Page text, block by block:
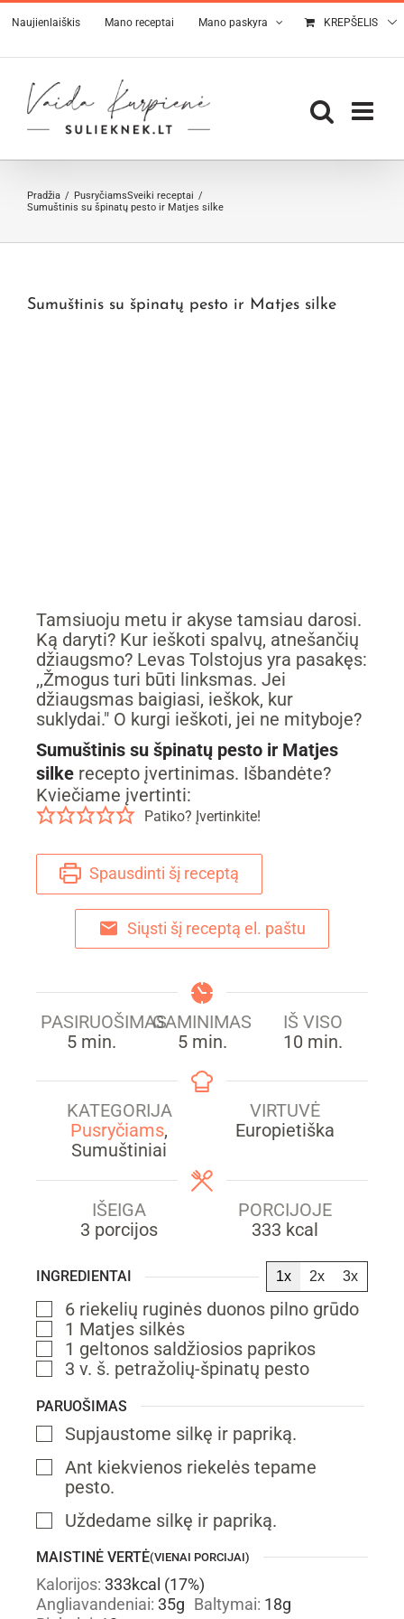
Skip
to
content
Naujienlaiškis Mano receptai Mano paskyra KREPŠELIS
Pradžia PusryčiamsSveiki receptai
Sumuštinis su špinatų pesto ir Matjes silke
Sumuštinis su špinatų pesto ir Matjes silke
Tamsiuoju metu ir akyse tamsiau darosi.
Ką daryti? Kur ieškoti spalvų, atnešančių
džiaugsmo? Levas Tolstojus yra pasakęs:
,,Žmogus turi būti linksmas. Jei
džiaugsmas baigiasi, ieškok, kur
suklydai." O kurgi ieškoti, jei ne mityboje?
Sumuštinis su špinatų pesto ir Matjes
silke recepto įvertinimas. Išbandėte?
Kviečiame įvertinti:
Patiko? Įvertinkite!
Spausdinti šį receptą
Siųsti šį receptą el. paštu
PASIRUOŠIMAS
5min.
min.
GAMINIMAS
5min.
min.
IŠ VISO
10min.
min.
KATEGORIJA
Pusryčiams,
Sumuštiniai
VIRTUVĖ
Europietiška
IŠEIGA
3 porcijos
PORCIJOJE
333 kcal
INGREDIENTAI 1x 2x 3x
▢
6 riekelių ruginės duonos pilno grūdo
▢
1 Matjes silkės
▢
1 geltonos saldžiosios paprikos
▢
3 v. š. petražolių-špinatų pesto
PARUOŠIMAS
▢
Supjaustome silkę ir papriką.
▢
Ant kiekvienos riekelės tepame
pesto.
▢
Uždedame silkę ir papriką.
MAISTINĖ VERTĖ(VIENAI PORCIJAI)
Kalorijos: 333kcal (17%)
Angliavandeniai: 35g Baltymai: 18g